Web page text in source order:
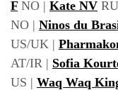
F NO | Kate NV
NO | Ninos du
US/UK |
AT/IR | Sofia
US | Waq Waq